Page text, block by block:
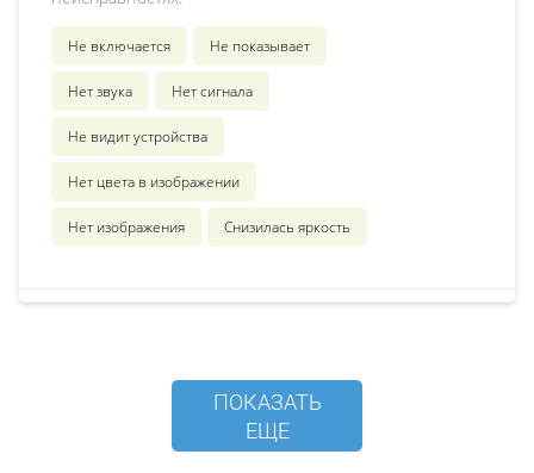
Не включается Не показывает
Нет звука Нет сигнала
Не видит устройства
Нет цвета в изображении
Нет изображения Снизилась яркость
ПОКАЗАТЬ
ЕЩЕ